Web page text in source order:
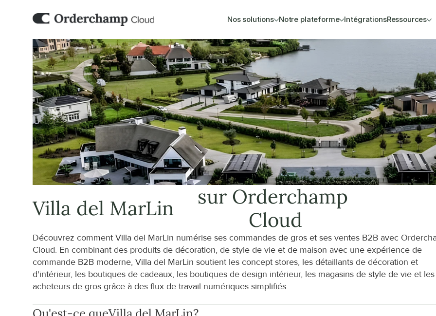
Nos solutions Notre plateforme IntégrationsRessources
Villa del MarLin
sur Orderchamp
Cloud
Découvrez comment Villa del MarLin numérise ses commandes de gros et ses ventes B2B avec
Cloud. En combinant des produits de décoration, de style de vie et de maison avec une expérience de
commande B2B moderne, Villa del MarLin soutient les concept stores, les détaillants de décoration et
d'intérieur, les boutiques de cadeaux, les boutiques de design intérieur, les magasins de style de vie et les
acheteurs de gros grâce à des flux de travail numériques simplifiés.